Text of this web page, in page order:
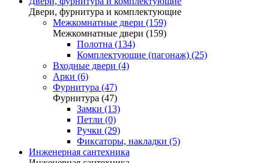
Двери, фурнитура и комплектующие
Межкомнатные двери (159)
Межкомнатные двери (159)
Полотна (134)
Комплектующие (пагонаж) (25)
Входные двери (4)
Арки (6)
Фурнитура (47)
Фурнитура (47)
Замки (13)
Петли (0)
Ручки (29)
Фиксаторы, накладки (5)
Инженерная сантехника